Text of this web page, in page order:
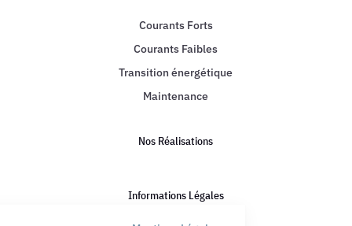
Courants Forts
Courants Faibles
Transition énergétique
Maintenance
Nos Réalisations
Informations Légales